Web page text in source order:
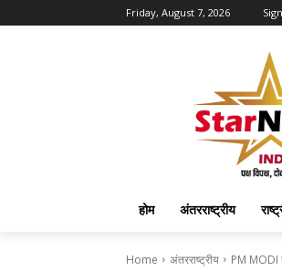
Friday, August 7, 2026
होम अंतरराष्ट्रीय
Home अंतरराष्ट्रीय PM MODI